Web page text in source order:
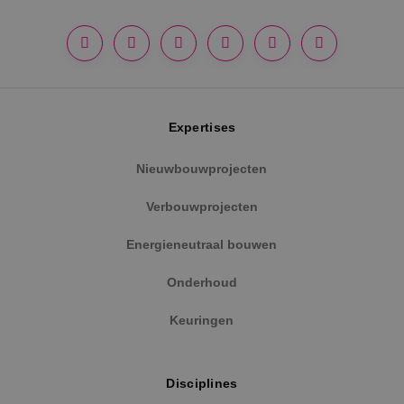
Expertises
Nieuwbouwprojecten
Verbouwprojecten
Energieneutraal bouwen
Onderhoud
Keuringen
Disciplines
.youtube.com
Google Privacy Policy